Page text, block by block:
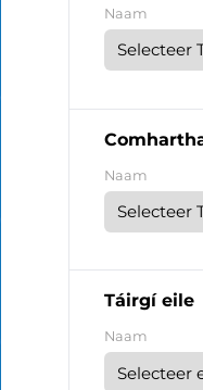
Naam
Naam
Táirgí eile
Naam